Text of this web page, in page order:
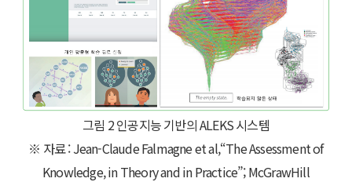
그림 2 인공지능 기반의 ALEKS 시스템
※ 자료 : Jean-Claude Falmagne et al,“The Assessment of
Knowledge, in Theory and in Practice”; McGrawHill